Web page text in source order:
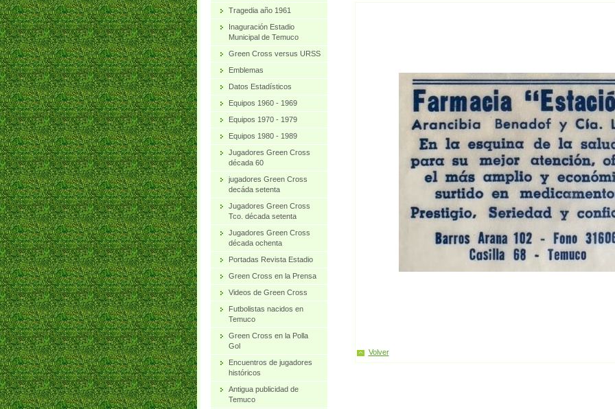
Volver
Tragedia año 1961
Inaguración Estadio
Municipal de Temuco
Green Cross versus URSS
Emblemas
Datos Estadísticos
Equipos 1960 - 1969
Equipos 1970 - 1979
Equipos 1980 - 1989
Jugadores Green Cross
década 60
jugadores Green Cross
decáda setenta
Jugadores Green Cross
Tco. década setenta
Jugadores Green Cross
década ochenta
Portadas Revista Estadio
Green Cross en la Prensa
Videos de Green Cross
Futbolistas nacidos en
Temuco
Green Cross en la Polla
Gol
Encuentros de jugadores
históricos
Antigua publicidad de
Temuco